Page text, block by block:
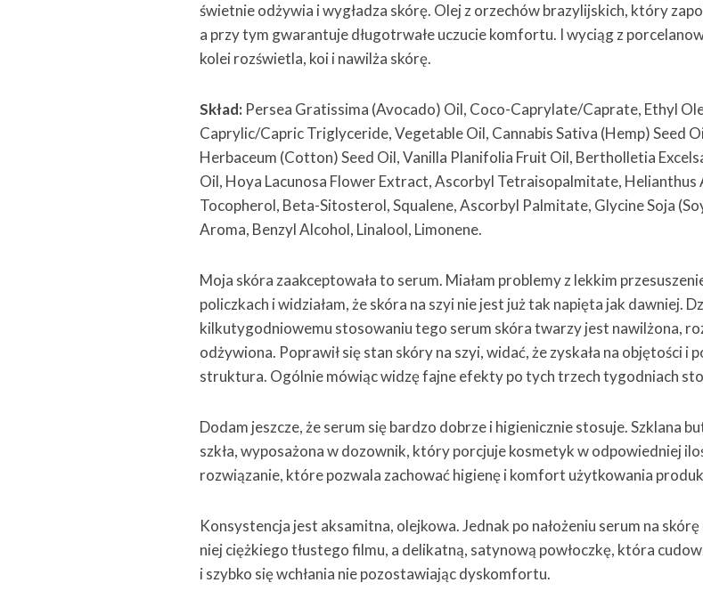
świetnie odżywia i wygładza skórę. Olej z orzechów brazylijskich, który
a przy tym gwarantuje długotrwałe uczucie komfortu. I wyciąg z
kolei rozświetla, koi i nawilża skórę.
Skład: Persea Gratissima (Avocado) Oil, Coco-Caprylate/Caprate, Ethyl
Caprylic/Capric Triglyceride, Vegetable Oil, Cannabis Sativa (Hemp) Seed
Herbaceum (Cotton) Seed Oil, Vanilla Planifolia Fruit Oil, Bertholletia
Oil, Hoya Lacunosa Flower Extract, Ascorbyl Tetraisopalmitate, Helianthus
Tocopherol, Beta-Sitosterol, Squalene, Ascorbyl Palmitate, Glycine Soja
Aroma, Benzyl Alcohol, Linalool, Limonene.
Moja skóra zaakceptowała to serum. Miałam problemy z lekkim
policzkach i widziałam, że skóra na szyi nie jest już tak napięta jak dawniej.
kilkutygodniowemu stosowaniu tego serum skóra twarzy jest nawilżona,
odżywiona. Poprawił się stan skóry na szyi, widać, że zyskała na objętości i
struktura. Ogólnie mówiąc widzę fajne efekty po tych trzech tygodniach
Dodam jeszcze, że serum się bardzo dobrze i higienicznie stosuje. Szklana
szkła, wyposażona w dozownik, który porcjuje kosmetyk w odpowiedniej
rozwiązanie, które pozwala zachować higienę i komfort użytkowania
Konsystencja jest aksamitna, olejkowa. Jednak po nałożeniu serum na skórę
niej ciężkiego tłustego filmu, a delikatną, satynową powłoczkę, która
i szybko się wchłania nie pozostawiając dyskomfortu.